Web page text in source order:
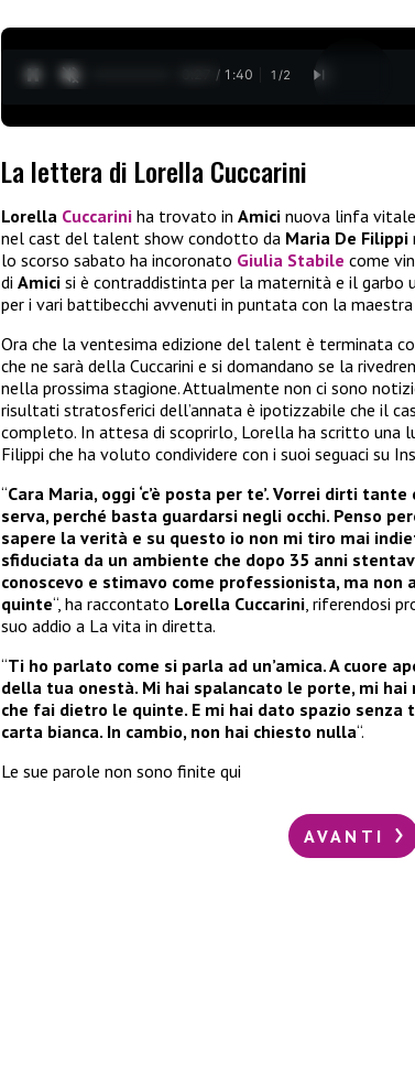
0:28 / 1:40 1 /2
La lettera di Lorella Cuccarini
Lorella Cuccarini ha trovato in Amici nuova linfa
nel cast del talent show condotto da Maria De Filippi
lo scorso sabato ha incoronato Giulia Stabile come
di Amici si è contraddistinta per la maternità e il
per i vari battibecchi avvenuti in puntata con la maestra
Ora che la ventesima edizione del talent è terminata
che ne sarà della Cuccarini e si domandano se la
nella prossima stagione. Attualmente non ci sono
risultati stratosferici dell’annata è ipotizzabile che il
completo. In attesa di scoprirlo, Lorella ha scritto una
Filippi che ha voluto condividere con i suoi seguaci su
“Cara Maria, oggi ‘c’è posta per te’. Vorrei dirti
serva, perché basta guardarsi negli occhi. Penso
sapere la verità e su questo io non mi tiro mai
sfiduciata da un ambiente che dopo 35 anni
conoscevo e stimavo come professionista, ma non
quinte“, ha raccontato Lorella Cuccarini, riferendosi
suo addio a La vita in diretta.
“Ti ho parlato come si parla ad un’amica. A cuore
della tua onestà. Mi hai spalancato le porte, mi
che fai dietro le quinte. E mi hai dato spazio senza
carta bianca. In cambio, non hai chiesto nulla“.
Le sue parole non sono finite qui
AVANTI